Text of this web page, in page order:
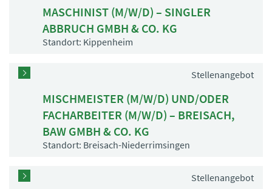
MASCHINIST (M/W/D) – SINGLER
ABBRUCH GMBH & CO. KG
Standort: Kippenheim
Stellenangebot
MISCHMEISTER (M/W/D) UND/ODER
FACHARBEITER (M/W/D) – BREISACH,
BAW GMBH & CO. KG
Standort: Breisach-Niederrimsingen
Stellenangebot